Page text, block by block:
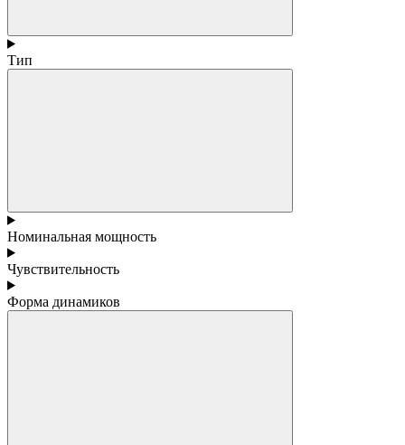
Тип
Номинальная мощность
Чувствительность
Форма динамиков